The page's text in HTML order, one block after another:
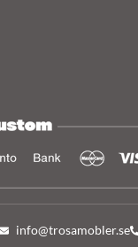
info@trosamobler.se